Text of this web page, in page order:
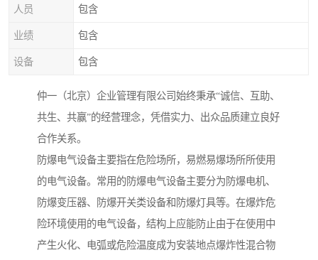
人员 包含
业绩 包含
设备 包含
仲一（北京）企业管理有限公司始终秉承“诚信、互助、
共生、共赢”的经营理念，凭借实力、出众品质建立良好
合作关系。
防爆电气设备主要指在危险场所，易燃易爆场所所使用
的电气设备。常用的防爆电气设备主要分为防爆电机、
防爆变压器、防爆开关类设备和防爆灯具等。在爆炸危
险环境使用的电气设备，结构上应能防止由于在使用中
产生火化、电弧或危险温度成为安装地点爆炸性混合物